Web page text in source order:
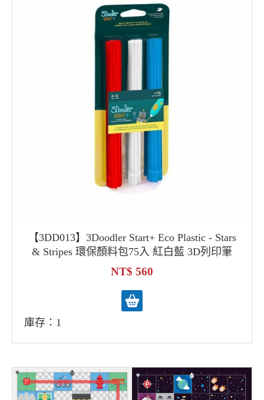
【3DD013】3Doodler Start+ Eco Plastic - Stars
& Stripes 環保顏料包75入 紅白藍 3D列印筆
3D創意設計 maker DIY體驗
560
庫存：1